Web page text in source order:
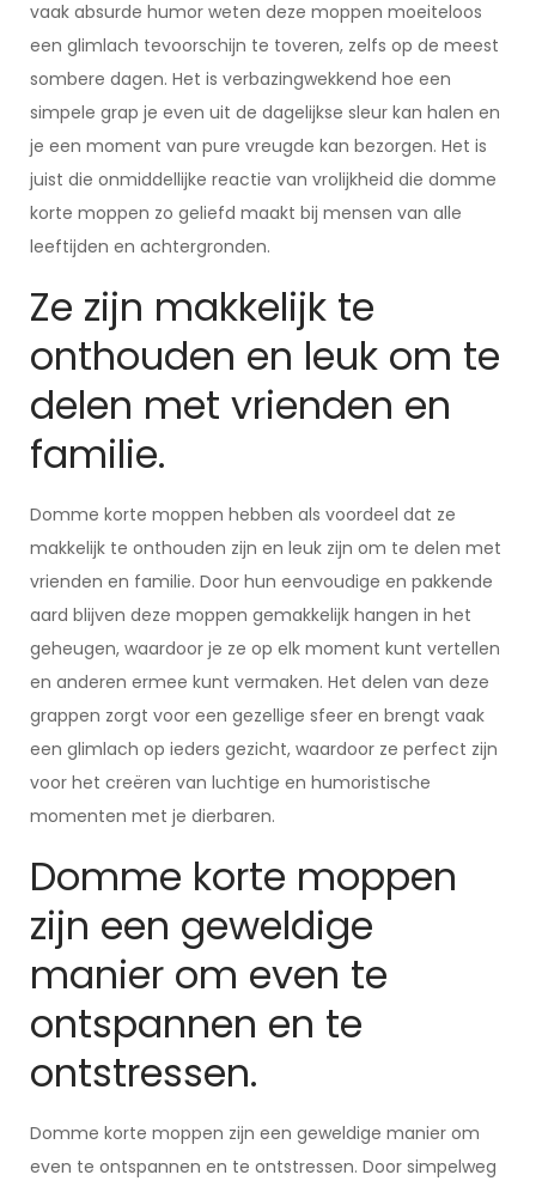
vaak absurde humor weten deze moppen moeiteloos
een glimlach tevoorschijn te toveren, zelfs op de meest
sombere dagen. Het is verbazingwekkend hoe een
simpele grap je even uit de dagelijkse sleur kan halen en
je een moment van pure vreugde kan bezorgen. Het is
juist die onmiddellijke reactie van vrolijkheid die domme
korte moppen zo geliefd maakt bij mensen van alle
leeftijden en achtergronden.
Ze zijn makkelijk te
onthouden en leuk om te
delen met vrienden en
familie.
Domme korte moppen hebben als voordeel dat ze
makkelijk te onthouden zijn en leuk zijn om te delen met
vrienden en familie. Door hun eenvoudige en pakkende
aard blijven deze moppen gemakkelijk hangen in het
geheugen, waardoor je ze op elk moment kunt vertellen
en anderen ermee kunt vermaken. Het delen van deze
grappen zorgt voor een gezellige sfeer en brengt vaak
een glimlach op ieders gezicht, waardoor ze perfect zijn
voor het creëren van luchtige en humoristische
momenten met je dierbaren.
Domme korte moppen
zijn een geweldige
manier om even te
ontspannen en te
ontstressen.
Domme korte moppen zijn een geweldige manier om
even te ontspannen en te ontstressen. Door simpelweg